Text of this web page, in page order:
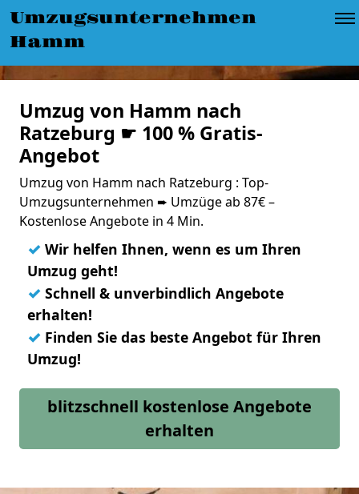
Umzugsunternehmen
Hamm
Umzug von Hamm nach
Ratzeburg ☛ 100 % Gratis-
Angebot
Umzug von Hamm nach Ratzeburg : Top-
Umzugsunternehmen ➨ Umzüge ab 87€ –
Kostenlose Angebote in 4 Min.
✓ Wir helfen Ihnen, wenn es um Ihren
Umzug geht!
✓ Schnell & unverbindlich Angebote
erhalten!
✓ Finden Sie das beste Angebot für Ihren
Umzug!
blitzschnell kostenlose Angebote
erhalten